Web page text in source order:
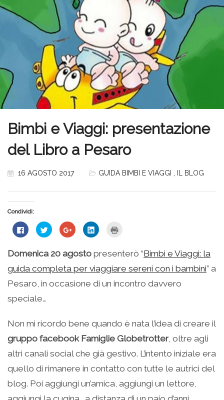
Bimbi e Viaggi: presentazione
del Libro a Pesaro
16 AGOSTO 2017 GUIDA BIMBI E VIAGGI IL BLOG
Condividi:
Fai
clic
su
Facebook
apre
una
nuova
finestra)
Fai
clic
condividere
su
Twitter
(Si
apre
in
una
Fai
clic
condividere
su
Google+
(Si
apre
in
una
Fai
clic
condividere
su
LinkedIn
(Si
apre
in
una
stampare
(Si
in
nuova
finestra)
Domenica 20 agosto presenterò “Bimbi e Viaggi: la
guida completa per viaggiare sereni con i bambini” a
Pesaro, in occasione di un incontro davvero
speciale…
Non mi ricordo bene quando è nata l’idea di creare il
gruppo facebook Famiglie Globetrotter , oltre agli
altri canali social che già gestivo. L’intento iniziale era
quello di rimanere in contatto con tutte le autrici del
blog. Poi aggiungi un’amica, aggiungi un lettore,